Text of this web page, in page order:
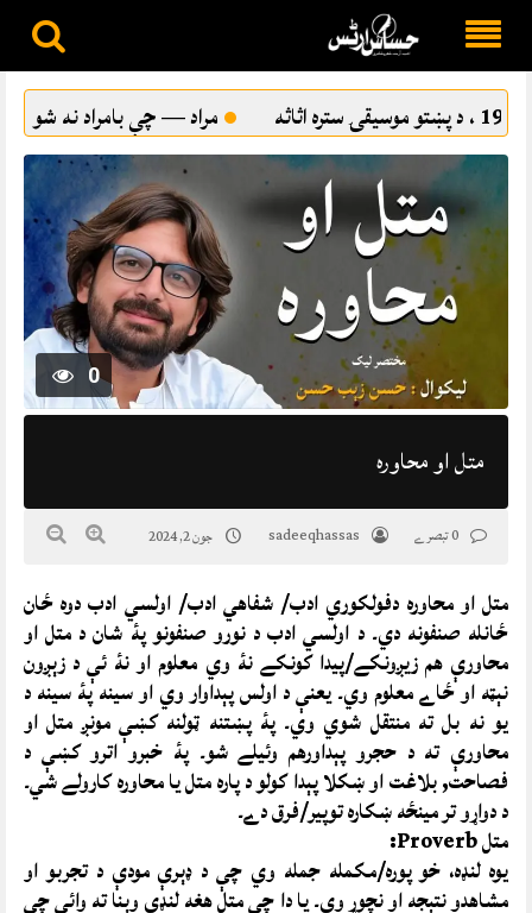
to
content
مراد — چې بامراد نه شو ترقي پسند ادب او د پښتو
0
متل او محاوره
sadeeqhassas جون 2, 2024
متل او محاوره دفولکوري ادب/ شفاهي ادب/ اولسي ادب دوه ځان
ځانله صنفونه دي۔ د اولسي ادب د نورو صنفونو پۀ شان د متل او
محاورې هم زيږونکے/پيدا کونکے نۀ وي معلوم او نۀ ئې د زېږون
نېټه او ځاے معلوم وي۔ یعنې د اولس پېداوار وي او سينه پۀ سينه د
يو نه بل ته منتقل شوي وي۔ پۀ پښتنه ټولنه کښې مونږ متل او
محاورې ته د حجرو پېداورهم وئيلے شو۔ پۀ خبرو اترو کښې د
فصاحت, بلاغت او ښکلا پېدا کولو د پاره متل يا محاوره کارولے شي۔
د دواړو تر مينځه ښکاره توپير/فرق دے۔
متل Proverb:
يوه لنډه، خو پوره/مکمله جمله وي چې د ډېرې مودې د تجربو او
مشاهدو نتېجه او نچوړ وې۔ يا دا چې متل هغه لنډې وېنا ته وائې چې